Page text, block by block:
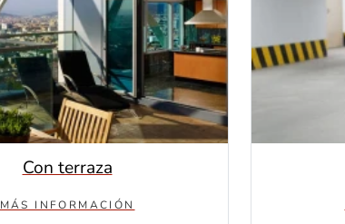
Con terraza
MÁS INFORMACIÓN